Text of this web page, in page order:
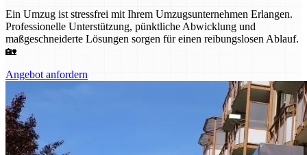
Ein Umzug ist stressfrei mit Ihrem Umzugsunternehmen Erlangen.
Professionelle Unterstützung, pünktliche Abwicklung und
maßgeschneiderte Lösungen sorgen für einen reibungslosen Ablauf.
🏡
Angebot anfordern